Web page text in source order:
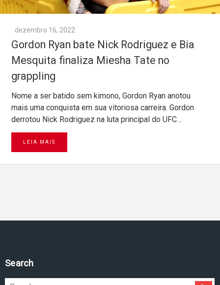
dezembro 16, 2022
Gordon Ryan bate Nick Rodriguez e Bia
Mesquita finaliza Miesha Tate no
grappling
Nome a ser batido sem kimono, Gordon Ryan anotou
mais uma conquista em sua vitoriosa carreira. Gordon
derrotou Nick Rodriguez na luta principal do UFC…
LEIA MAIS
Search